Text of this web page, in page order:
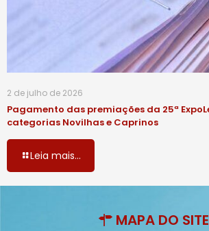
2 de julho de 2026
Pagamento das premiações da 25ª
categorias Novilhas e Caprinos
Leia mais...
MAPA DO SITE